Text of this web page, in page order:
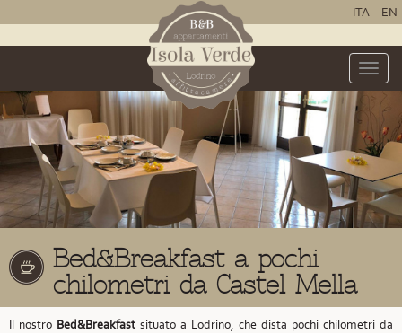
ITA EN
Toggle
Bed&Breakfast a pochi
chilometri da Castel Mella
Il nostro Bed&Breakfast situato a Lodrino, che dista pochi chilometri da